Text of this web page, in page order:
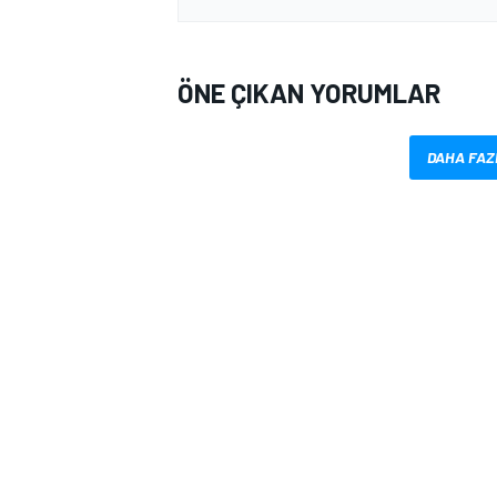
ÖNE ÇIKAN YORUMLAR
DAHA